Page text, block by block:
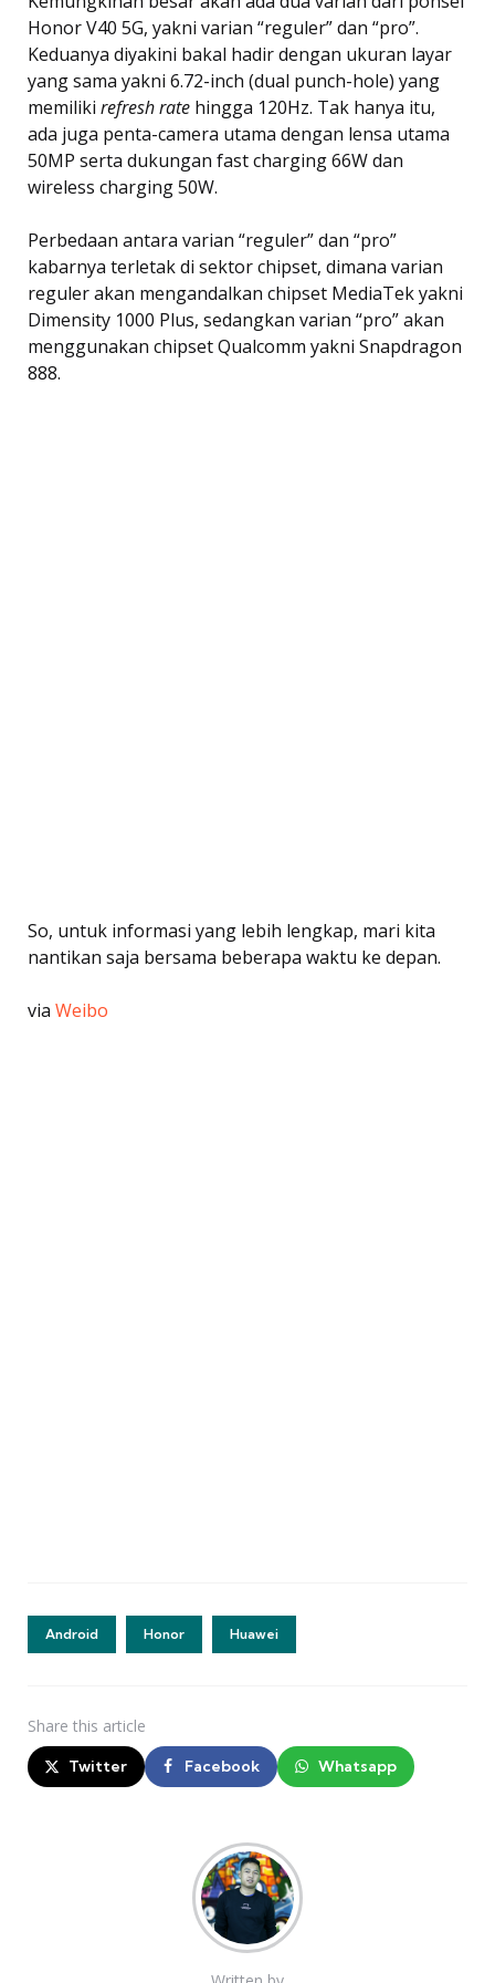
Honor V40 5G, yakni varian “reguler” dan “pro”.
Keduanya diyakini bakal hadir dengan ukuran layar
yang sama yakni 6.72-inch (dual punch-hole) yang
memiliki refresh rate hingga 120Hz. Tak hanya itu,
ada juga penta-camera utama dengan lensa utama
50MP serta dukungan fast charging 66W dan
wireless charging 50W.
Perbedaan antara varian “reguler” dan “pro”
kabarnya terletak di sektor chipset, dimana varian
reguler akan mengandalkan chipset MediaTek yakni
Dimensity 1000 Plus, sedangkan varian “pro” akan
menggunakan chipset Qualcomm yakni Snapdragon
888.
So, untuk informasi yang lebih lengkap, mari kita
nantikan saja bersama beberapa waktu ke depan.
via Weibo
Android Honor Huawei
Share this article
Twitter Facebook Whatsapp